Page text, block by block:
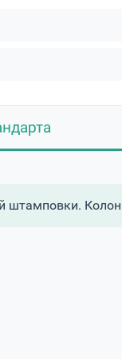
штамповки.